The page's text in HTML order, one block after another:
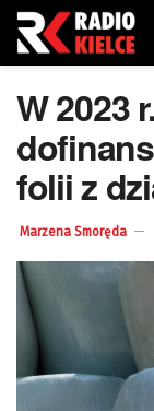
W 2023
folii z
Marzena Smoręda